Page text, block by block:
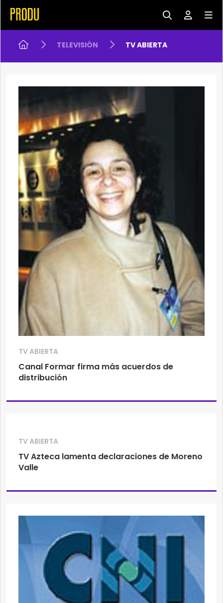
TELEVISIÓN TV ABIERTA
TV ABIERTA
Canal Formar firma más acuerdos de
distribución
TV ABIERTA
TV Azteca lamenta declaraciones de Moreno
Valle